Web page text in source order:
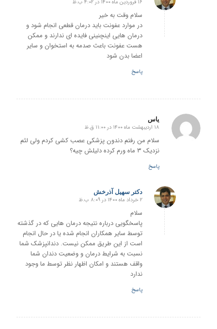
گفته: ۱۶ فروردین ماه ۱۴۰۰ در ۴:۰۲ ب.ظ
سلام وقت به خیر
در موارد عفونت باید درمان قطعی انجام شود و
درمان هایی اینچنینی فایده ای ندارند و ممکن
هست عفونت باعث صدمه به استخوان و سایر
اعضا بدن شود
پاسخ
یاس
گفته: ۱۸ اردیبهشت ماه ۱۴۰۰ در ۱۱:۰۰ ق.ظ
سلام من رفتم دندون پزشکی عصب کشی کردم ولی لثم
نزدیک ۳ ماه ورم کرده دلیلش چیه؟
پاسخ
دکتر سهیل آذرخش
گفته: ۲ خرداد ماه ۱۴۰۰ در ۸:۰۹ ب.ظ
سلام
پاسخگویی درباره نتیجه درمان هایی که در گذشته
توسط سایر همکاران انجام شده یا در حال انجام
است از این طریق ممکن نیست. دندانپزشک شما
نسبت به شرایط درمان و وضعیت دندان شما
واقف هستند و امکان اظهار نظر توسط ما وجود
ندارد
پاسخ